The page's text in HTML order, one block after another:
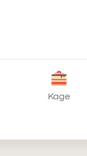
Kage